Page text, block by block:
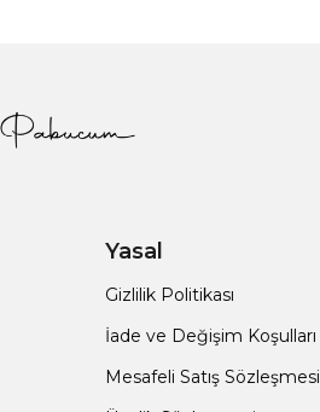
Yasal
Gizlilik Politikası
İade ve Değişim Koşulları
Mesafeli Satış Sözleşmesi